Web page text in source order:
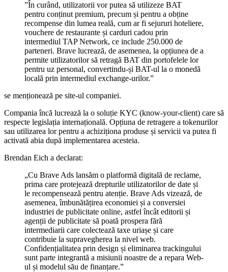
”În curând, utilizatorii vor putea să utilizeze BAT
pentru conținut premium, precum și pentru a obține
recompense din lumea reală, cum ar fi sejururi hoteliere,
vouchere de restaurante și carduri cadou prin
intermediul TAP Network, ce include 250.000 de
parteneri. Brave lucrează, de asemenea, la opțiunea de a
permite utilizatorilor să retragă BAT din portofelele lor
pentru uz personal, convertindu-și BAT-ul la o monedă
locală prin intermediul exchange-urilor.”
se menționează pe site-ul companiei.
Compania încă lucrează la o soluție KYC (know-your-client) care să
respecte legislația internațională. Opțiuna de retragere a tokenurilor
sau utilizarea lor pentru a achiziționa produse și servicii va putea fi
activată abia după implementarea acesteia.
Brendan Eich a declarat:
„Cu Brave Ads lansăm o platformă digitală de reclame,
prima care protejează drepturile utilizatorilor de date și
le recompensează pentru atenție. Brave Ads vizează, de
asemenea, îmbunătățirea economiei și a conversiei
industriei de publicitate online, astfel încât editorii și
agenții de publicitate să poată prospera fără
intermediarii care colectează taxe uriașe și care
contribuie la supravegherea la nivel web.
Confidențialitatea prin design și eliminarea trackingului
sunt parte integrantă a misiunii noastre de a repara Web-
ul și modelul său de finanțare.”